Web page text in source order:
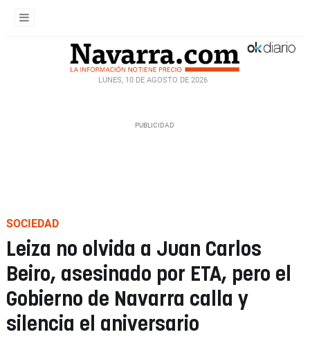
LUNES, 10 DE AGOSTO DE 2026
SOCIEDAD
Leiza no olvida a Juan Carlos
Beiro, asesinado por ETA, pero el
Gobierno de Navarra calla y
silencia el aniversario